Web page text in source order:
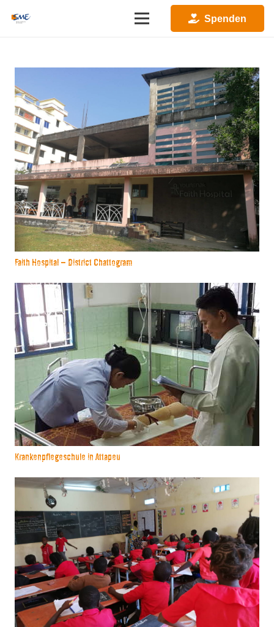
Spenden
Faith Hospital – District Chattogram
Krankenpflegeschule in Attapeu